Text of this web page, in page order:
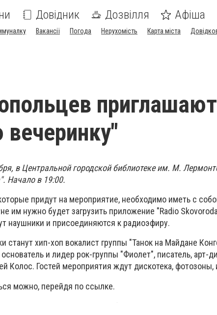
Довідник Дозвілля Афіша
Вакансії Погода Нерухомість Карта міста
в Центральной городской библиотеке им. М.
Начало в 19:00.
придут на мероприятие, необходимо иметь с
им нужно будет загрузить приложение "Radio
наушники и присоединяются к радиоэфиру.
станут хип-хоп вокалист группы "Танок на Майдане
и лидер рок-группы "Фиолет", писатель, арт-
Колос. Гостей мероприятия ждут дискотека, фотозоны,
можно, перейдя по ссылке.